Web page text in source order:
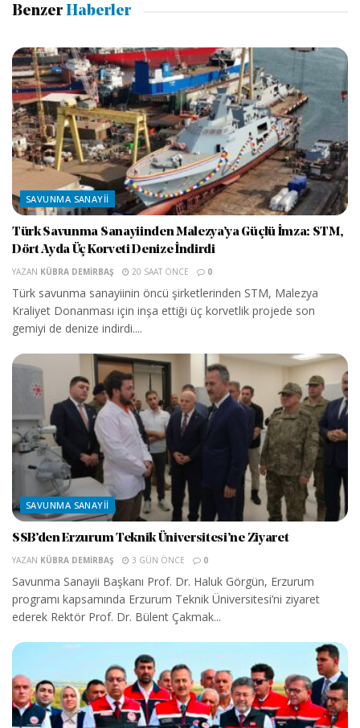
Benzer Haberler
SAVUNMA SANAYII
Türk Savunma Sanayiinden Malezya’ya Güçlü İmza: STM,
Dört Ayda Üç Korveti Denize İndirdi
YAZAN KÜBRA DEMIRBAŞ 20 SAAT ÖNCE 0
Türk savunma sanayiinin öncü şirketlerinden STM, Malezya
Kraliyet Donanması için inşa ettiği üç korvetlik projede son
gemiyi de denize indirdi....
SAVUNMA SANAYII
SSB’den Erzurum Teknik Üniversitesi’ne Ziyaret
YAZAN KÜBRA DEMIRBAŞ 3 GÜN ÖNCE 0
Savunma Sanayii Başkanı Prof. Dr. Haluk Görgün, Erzurum
programı kapsamında Erzurum Teknik Üniversitesi’ni ziyaret
ederek Rektör Prof. Dr. Bülent Çakmak...